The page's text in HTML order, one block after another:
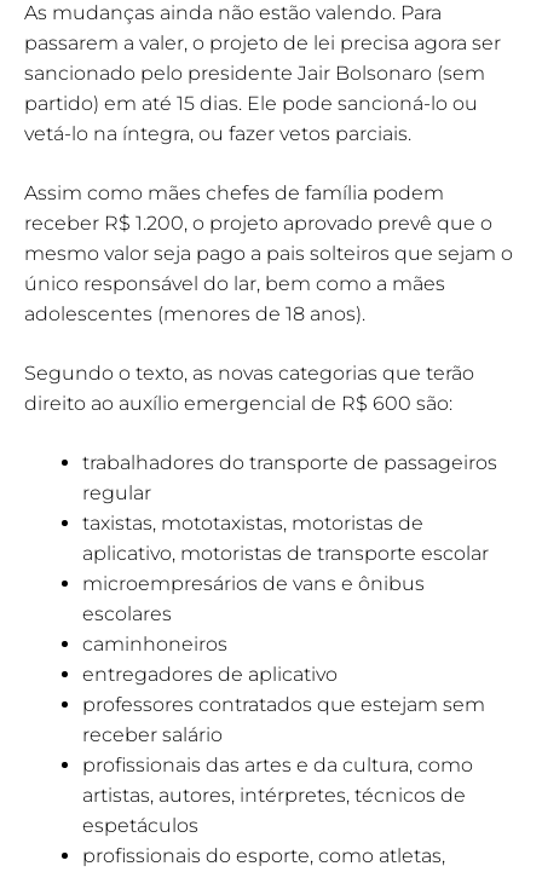
As mudanças ainda não estão valendo. Para
passarem a valer, o projeto de lei precisa agora ser
sancionado pelo presidente Jair Bolsonaro (sem
partido) em até 15 dias. Ele pode sancioná-lo ou
vetá-lo na íntegra, ou fazer vetos parciais.
Assim como mães chefes de família podem
receber R$ 1.200, o projeto aprovado prevê que o
mesmo valor seja pago a pais solteiros que sejam o
único responsável do lar, bem como a mães
adolescentes (menores de 18 anos).
Segundo o texto, as novas categorias que terão
direito ao auxílio emergencial de R$ 600 são:
trabalhadores do transporte de passageiros
regular
taxistas, mototaxistas, motoristas de
aplicativo, motoristas de transporte escolar
microempresários de vans e ônibus
escolares
caminhoneiros
entregadores de aplicativo
professores contratados que estejam sem
receber salário
profissionais das artes e da cultura, como
artistas, autores, intérpretes, técnicos de
espetáculos
profissionais do esporte, como atletas,